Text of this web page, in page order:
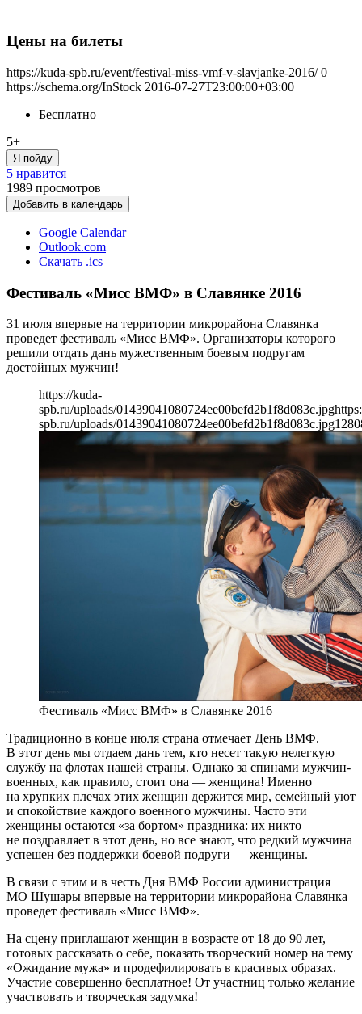
Цены на билеты
https://kuda-spb.ru/event/festival-miss-vmf-v-slavjanke-2016/ 0
https://schema.org/InStock 2016-07-27T23:00:00+03:00
Бесплатно
5+
Я пойду
5 нравится
1989 просмотров
Добавить в календарь
Google Calendar
Outlook.com
Скачать .ics
Фестиваль «Мисс ВМФ» в Славянке 2016
31 июля впервые на территории микрорайона Славянка
проведет фестиваль «Мисс ВМФ». Организаторы которого
решили отдать дань мужественным боевым подругам
достойных мужчин!
https://kuda-
spb.ru/uploads/01439041080724ee00befd2b1f8d083c.jpg
spb.ru/uploads/01439041080724ee00befd2b1f8d083c.jpg1280
Фестиваль «Мисс ВМФ» в Славянке 2016
Традиционно в конце июля страна отмечает День ВМФ.
В этот день мы отдаем дань тем, кто несет такую нелегкую
службу на флотах нашей страны. Однако за спинами мужчин-
военных, как правило, стоит она — женщина! Именно
на хрупких плечах этих женщин держится мир, семейный уют
и спокойствие каждого военного мужчины. Часто эти
женщины остаются «за бортом» праздника: их никто
не поздравляет в этот день, но все знают, что редкий мужчина
успешен без поддержки боевой подруги — женщины.
В связи с этим и в честь Дня ВМФ России администрация
МО Шушары впервые на территории микрорайона Славянка
проведет фестиваль «Мисс ВМФ».
На сцену приглашают женщин в возрасте от 18 до 90 лет,
готовых рассказать о себе, показать творческий номер на тему
«Ожидание мужа» и продефилировать в красивых образах.
Участие совершенно бесплатное! От участниц только желание
участвовать и творческая задумка!